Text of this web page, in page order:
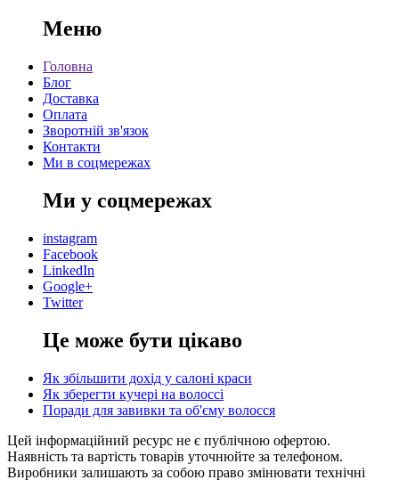
Меню
Головна
Блог
Доставка
Оплата
Зворотній зв'язок
Контакти
Ми в соцмережах
Ми у соцмережах
instagram
Facebook
LinkedIn
Google+
Twitter
Це може бути цікаво
Як збільшити дохід у салоні краси
Як зберегти кучері на волоссі
Поради для завивки та об'єму волосся
Цей інформаційний ресурс не є публічною офертою.
Наявність та вартість товарів уточнюйте за телефоном.
Виробники залишають за собою право змінювати технічні